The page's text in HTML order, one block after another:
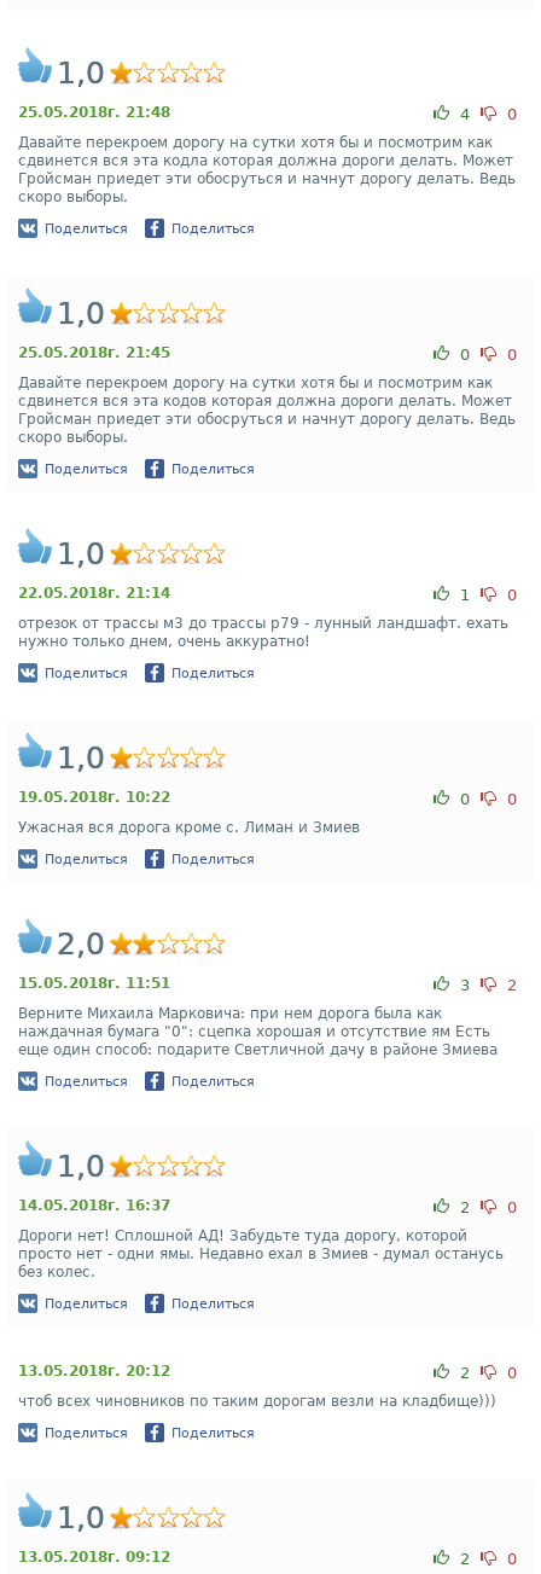
1,0
25.05.2018г. 21:48 4 0
Давайте перекроем дорогу на сутки хотя бы и посмотрим как
сдвинется вся эта кодла которая должна дороги делать. Может
Гройсман приедет эти обосруться и начнут дорогу делать. Ведь
скоро выборы.
Поделиться Поделиться
1,0
25.05.2018г. 21:45 0 0
Давайте перекроем дорогу на сутки хотя бы и посмотрим как
сдвинется вся эта кодов которая должна дороги делать. Может
Гройсман приедет эти обосруться и начнут дорогу делать. Ведь
скоро выборы.
Поделиться Поделиться
1,0
22.05.2018г. 21:14 1 0
отрезок от трассы м3 до трассы р79 - лунный ландшафт. ехать
нужно только днем, очень аккуратно!
Поделиться Поделиться
1,0
19.05.2018г. 10:22 0 0
Ужасная вся дорога кроме с. Лиман и Змиев
Поделиться Поделиться
2,0
15.05.2018г. 11:51 3 2
Верните Михаила Марковича: при нем дорога была как
наждачная бумага "0": сцепка хорошая и отсутствие ям Есть
еще один способ: подарите Светличной дачу в районе Змиева
Поделиться Поделиться
1,0
14.05.2018г. 16:37 2 0
Дороги нет! Сплошной АД! Забудьте туда дорогу, которой
просто нет - одни ямы. Недавно ехал в Змиев - думал останусь
без колес.
Поделиться Поделиться
13.05.2018г. 20:12 2 0
чтоб всех чиновников по таким дорогам везли на кладбище)))
Поделиться Поделиться
1,0
13.05.2018г. 09:12 2 0